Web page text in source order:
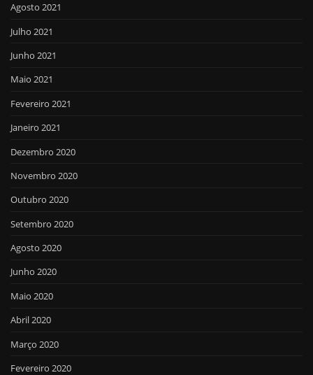
Agosto 2021
Julho 2021
Junho 2021
Maio 2021
Fevereiro 2021
Janeiro 2021
Dezembro 2020
Novembro 2020
Outubro 2020
Setembro 2020
Agosto 2020
Junho 2020
Maio 2020
Abril 2020
Março 2020
Fevereiro 2020